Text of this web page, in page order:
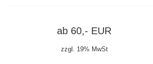
ab 60,- EUR
zzgl. 19% MwSt